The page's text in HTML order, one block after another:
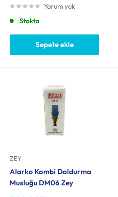
Yorum yok
Stokta
Sepete ekle
ZEY
Alarko Kombi Doldurma
Musluğu DM06 Zey